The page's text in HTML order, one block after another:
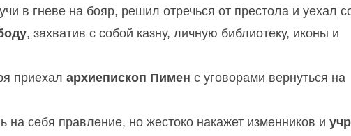
в гневе на бояр, решил отречься от престола и уехал
, захватив с собой казну, личную библиотеку, иконы и
приехал архиепископ Пимен с уговорами вернуться на
на себя правление, но жестоко накажет изменников и